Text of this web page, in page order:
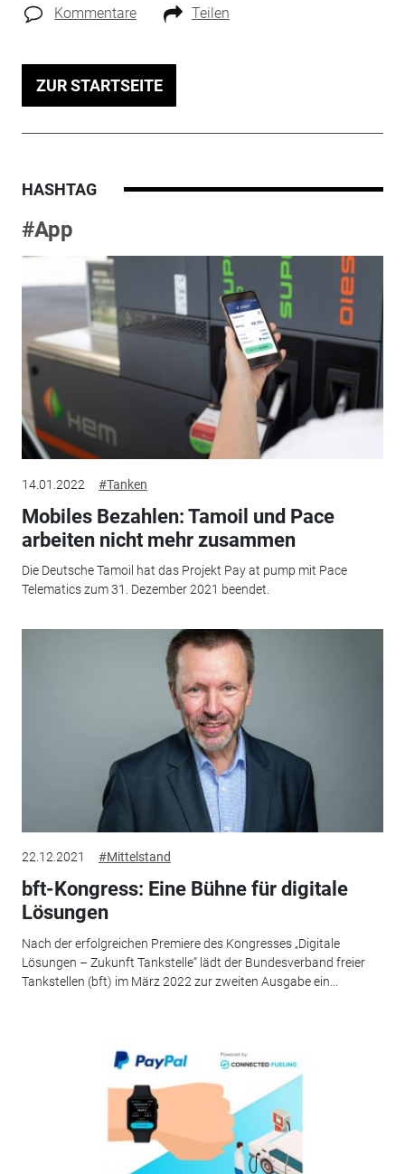
Kommentare Teilen
ZUR STARTSEITE
HASHTAG
#App
14.01.2022 #Tanken
Mobiles Bezahlen: Tamoil und Pace
arbeiten nicht mehr zusammen
Die Deutsche Tamoil hat das Projekt Pay at pump mit Pace
Telematics zum 31. Dezember 2021 beendet.
22.12.2021 #Mittelstand
bft-Kongress: Eine Bühne für digitale
Lösungen
Nach der erfolgreichen Premiere des Kongresses „Digitale
Lösungen – Zukunft Tankstelle“ lädt der Bundesverband freier
Tankstellen (bft) im März 2022 zur zweiten Ausgabe ein...